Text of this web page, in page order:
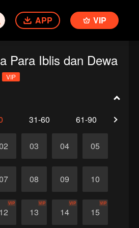
APP VIP
Para Iblis dan Dewa
VIP
31-60 61-90
03 04 05
08 09 10
12
VIP
13
VIP
14
VIP
15
VIP